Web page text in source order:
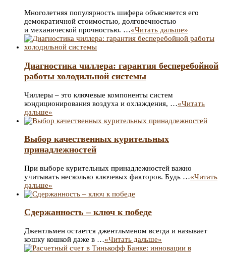
Многолетняя популярность шифера объясняется его
демократичной стоимостью, долговечностью
и механической прочностью. …«Читать дальше»
Диагностика чиллера: гарантия бесперебойной
работы холодильной системы
Чиллеры – это ключевые компоненты систем
кондиционирования воздуха и охлаждения, …«Читать
дальше»
Выбор качественных курительных
принадлежностей
При выборе курительных принадлежностей важно
учитывать несколько ключевых факторов. Будь …«Читать
дальше»
Сдержанность – ключ к победе
Джентльмен остается джентльменом всегда и называет
кошку кошкой даже в …«Читать дальше»